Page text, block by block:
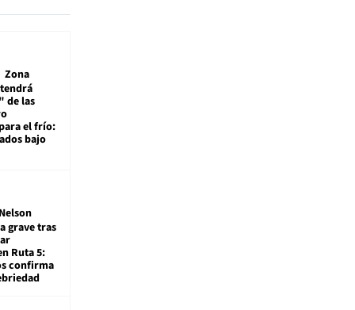
Zona
de las
el frío:
bajo
Nelson
grave tras
Ruta 5:
confirma